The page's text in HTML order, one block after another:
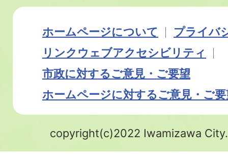
ホームページについて
プライバ
リンク ウェブアクセシビリティ
市政に対するご意見・ご要望
ホームページに対するご意見・ご
copyright(c)2022 Iwamizawa